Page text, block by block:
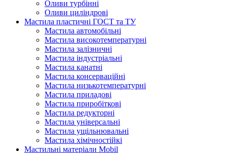
Оливи турбінні
Оливи циліндрові
Мастила пластичні ГОСТ та ТУ
Мастила автомобільні
Мастила високотемпературні
Мастила залізничні
Мастила індустріальні
Мастила канатні
Мастила консерваційні
Мастила низькотемпературні
Мастила приладові
Мастила приробіткові
Мастила редукторні
Мастила універсальні
Мастила ущільнювальні
Мастила хімічностійкі
Мастильні матеріали Mobil